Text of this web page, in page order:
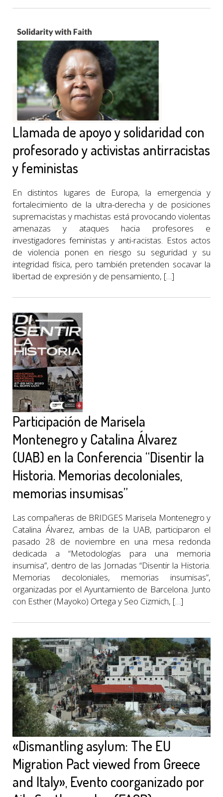
Llamada de apoyo y solidaridad con
profesorado y activistas antirracistas
y feministas
En distintos lugares de Europa, la emergencia y
fortalecimiento de la ultra-derecha y de posiciones
supremacistas y machistas está provocando violentas
amenazas y ataques hacia profesores e
investigadores feministas y anti-racistas. Estos actos
de violencia ponen en riesgo su seguridad y su
integridad física, pero también pretenden socavar la
libertad de expresión y de pensamiento, […]
Participación de Marisela
Montenegro y Catalina Álvarez
(UAB) en la Conferencia “Disentir la
Historia. Memorias decoloniales,
memorias insumisas”
Las compañeras de BRIDGES Marisela Montenegro y
Catalina Álvarez, ambas de la UAB, participaron el
pasado 28 de noviembre en una mesa redonda
dedicada a “Metodologías para una memoria
insumisa”, dentro de las Jornadas “Disentir la Historia.
Memorias decoloniales, memorias insumisas”,
organizadas por el Ayuntamiento de Barcelona. Junto
con Esther (Mayoko) Ortega y Seo Cizmich, […]
«Dismantling asylum: The EU
Migration Pact viewed from Greece
and Italy», Evento coorganizado por